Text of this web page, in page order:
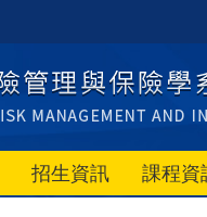
招生資訊 課程資